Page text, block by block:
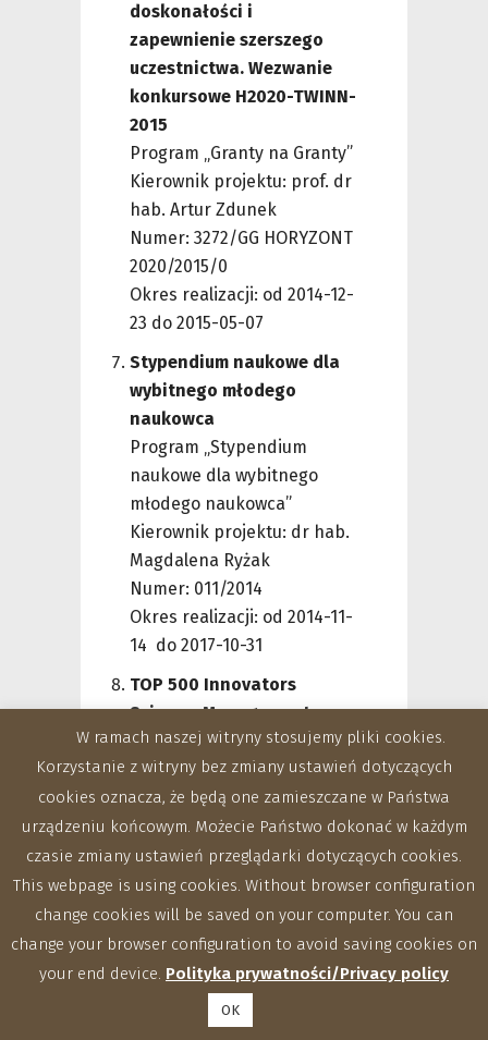
doskonałości i
zapewnienie szerszego
uczestnictwa. Wezwanie
konkursowe H2020-TWINN-
2015
Program „Granty na Granty”
Kierownik projektu: prof. dr
hab. Artur Zdunek
Numer: 3272/GG HORYZONT
2020/2015/0
Okres realizacji: od 2014-12-
23 do 2015-05-07
Stypendium naukowe dla
wybitnego młodego
naukowca
Program „Stypendium
naukowe dla wybitnego
młodego naukowca”
Kierownik projektu: dr hab.
Magdalena Ryżak
Numer: 011/2014
Okres realizacji: od 2014-11-
14 do 2017-10-31
TOP 500 Innovators
Science, Manegement,
Commercialization
Program „Programy
stażowo-szkoleniowe dla
naukowców w najlepszych
ośrodkach akademickich na
świecie w zakresie
zarządzania badaniami i
komercjalizacji ich wyników”
Kierownik projektu: dr hab.
inż. Robert Rusinek
Numer: DS-1406/KS/2013
W ramach naszej witryny stosujemy pliki cookies.
Korzystanie z witryny bez zmiany ustawień dotyczących
cookies oznacza, że będą one zamieszczane w Państwa
urządzeniu końcowym. Możecie Państwo dokonać w każdym
czasie zmiany ustawień przeglądarki dotyczących cookies.
This webpage is using cookies. Without browser configuration
change cookies will be saved on your computer. You can
change your browser configuration to avoid saving cookies on
your end device. Polityka prywatności/Privacy policy
OK